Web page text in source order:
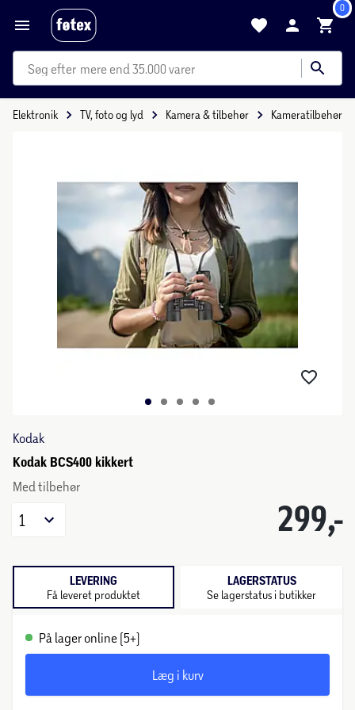
0
mere end 35.000 varer
Elektronik TV, foto og lyd Kamera & tilbehør Kameratilbehør
Kodak
Kodak BCS400 kikkert
Med tilbehør
299,-
1
LEVERING
Få leveret produktet
LAGERSTATUS
Se lagerstatus i butikker
På lager online (5+)
Læg i kurv